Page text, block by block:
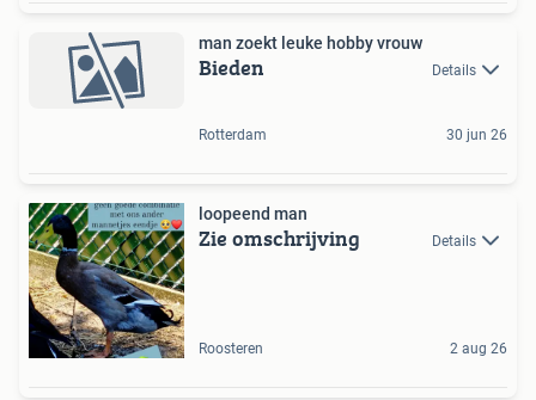
man zoekt leuke hobby vrouw
Bieden Details
Rotterdam 30 jun 26
loopeend man
Zie omschrijving Details
Roosteren 2 aug 26